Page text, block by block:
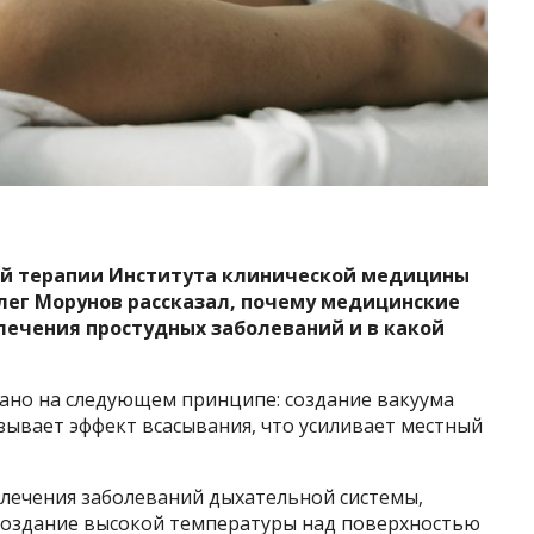
терапии Института клинической медицины
Морунов рассказал, почему медицинские
простудных заболеваний и в какой
на следующем принципе: создание вакуума
эффект всасывания, что усиливает местный
заболеваний дыхательной системы,
высокой температуры над поверхностью